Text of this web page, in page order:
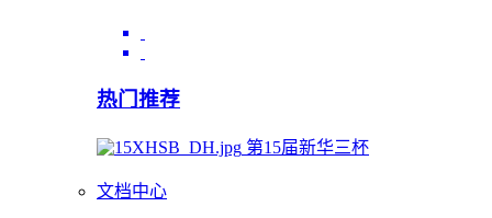
热门推荐
第15届新华三杯
文档中心